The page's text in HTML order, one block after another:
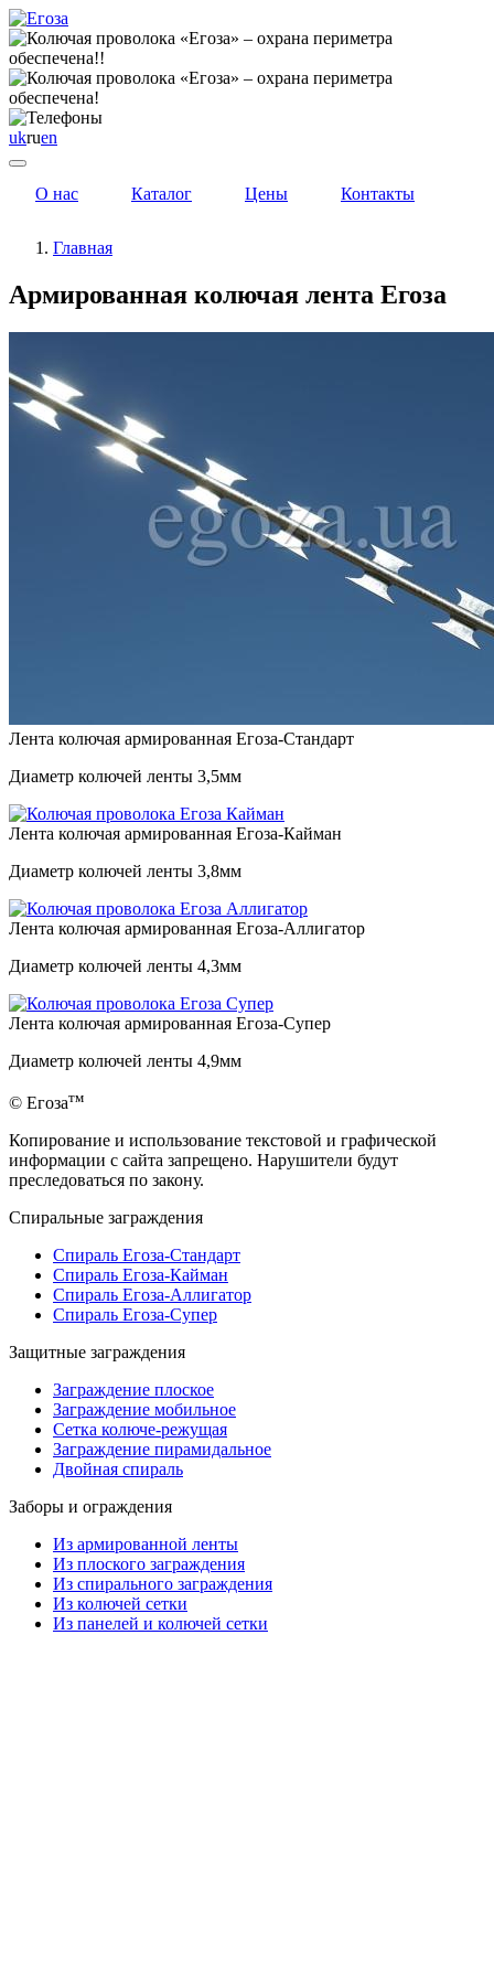
ukruen
О нас Каталог Цены Контакты
Главная
Армированная колючая лента Егоза
Лента колючая армированная Егоза-Стандарт
Диаметр колючей ленты 3,5мм
Лента колючая армированная Егоза-Кайман
Диаметр колючей ленты 3,8мм
Лента колючая армированная Егоза-Аллигатор
Диаметр колючей ленты 4,3мм
Лента колючая армированная Егоза-Супер
Диаметр колючей ленты 4,9мм
© Егозатм
Копирование и использование текстовой и графической
информации с сайта запрещено. Нарушители будут
преследоваться по закону.
Спиральные заграждения
Спираль Егоза-Стандарт
Спираль Егоза-Кайман
Спираль Егоза-Аллигатор
Спираль Егоза-Супер
Защитные заграждения
Заграждение плоское
Заграждение мобильное
Сетка колюче-режущая
Заграждение пирамидальное
Двойная спираль
Заборы и ограждения
Из армированной ленты
Из плоского заграждения
Из спирального заграждения
Из колючей сетки
Из панелей и колючей сетки